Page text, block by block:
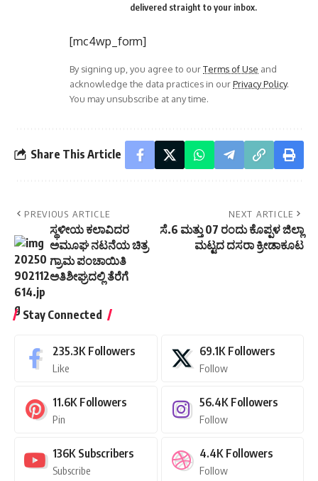
delivered straight to your inbox.
[mc4wp_form]
By signing up, you agree to ourTerms of Use and
acknowledge the data practices in ourPrivacy Policy.
You may unsubscribe at any time.
Share This Article
PREVIOUS ARTICLE
ಸ್ಥಳೀಯ ಕಲಾವಿದರ
ಅಮೂಘ ನಟನೆಯ ಚಿತ್ರ
ಗ್ರಾಮ ಪಂಚಾಯಿತಿ
ಅತಿಶೀಘ್ರದಲ್ಲಿ ತೆರೆಗೆ
NEXT ARTICLE
ಸೆ.6 ಮತ್ತು 07 ರಂದು ಕೊಪ್ಪಳ ಜಿಲ್ಲಾ
ಮಟ್ಟದ ದಸರಾ ಕ್ರೀಡಾಕೂಟ
Stay Connected
235.3K Followers
Like
69.1K Followers
Follow
11.6K Followers
Pin
56.4K Followers
Follow
136K Subscribers
Subscribe
4.4K Followers
Follow